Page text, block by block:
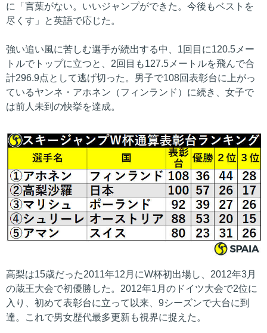
に「言葉がない。いいジャンプができた。今後もベストを
尽くす」と英語で応じた。
強い追い風に苦しむ選手が続出する中、1回目に120.5メー
トルでトップに立つと、2回目も127.5メートルを飛んで合
計296.9点として逃げ切った。男子で108回表彰台に上がっ
ているヤンネ・アホネン（フィンランド）に続き、女子で
は前人未到の快挙を達成。
高梨は15歳だった2011年12月にW杯初出場し、2012年3月
の蔵王大会で初優勝した。2012年1月のドイツ大会で2位に
入り、初めて表彰台に立って以来、9シーズンで大台に到
達。これで男女歴代最多更新も視界に捉えた。